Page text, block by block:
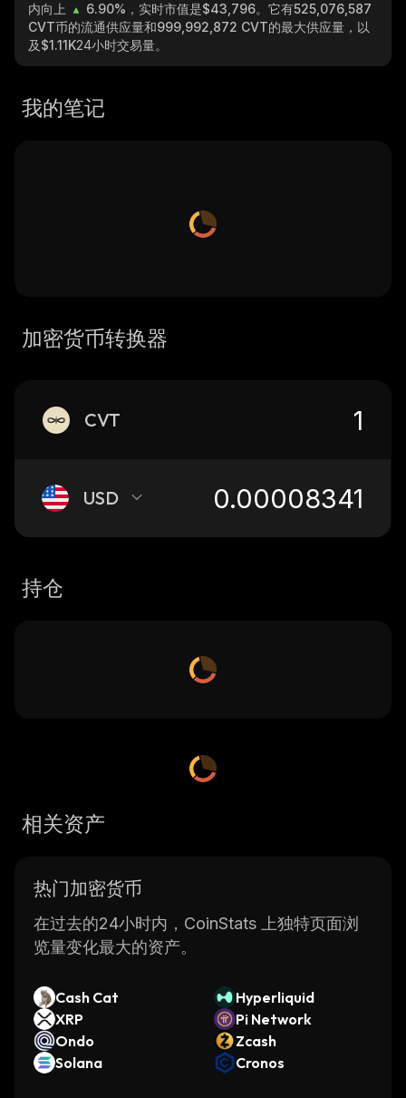
内向上
6.90% ，实时市值是$43,796。它有525,076,587
CVT币的流通供应量和999,992,872 CVT的最大供应量，以
及$1.11K24小时交易量。
我的笔记
加密货币转换器
CVT
USD
持仓
相关资产
热门加密货币
在过去的24小时内，CoinStats 上独特页面浏
览量变化最大的资产。
Cash Cat
Hyperliquid
XRP
Pi Network
Ondo
Zcash
Solana
Cronos